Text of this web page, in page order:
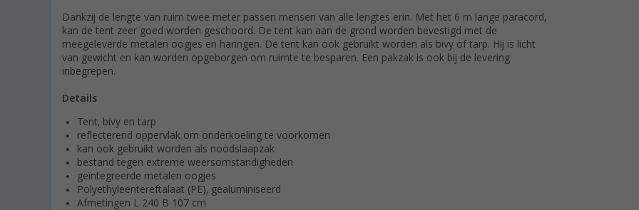
Dankzij de lengte van ruim twee meter passen mensen van alle lengtes erin. Met het 6 m lange paracord,
kan de tent zeer goed worden geschoord. De tent kan aan de grond worden bevestigd met de
meegeleverde metalen oogjes en haringen. De tent kan ook gebruikt worden als bivy of tarp. Hij is licht
van gewicht en kan worden opgeborgen om ruimte te besparen. Een pakzak is ook bij de levering
inbegrepen.
Details
Tent, bivy en tarp
reflecterend oppervlak om onderkoeling te voorkomen
kan ook gebruikt worden als noodslaapzak
bestand tegen extreme weersomstandigheden
geïntegreerde metalen oogjes
Polyethyleentereftalaat (PE), gealuminiseerd
Afmetingen L 240 B 107 cm